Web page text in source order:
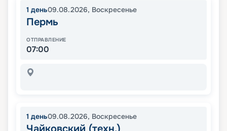
1 день09.08.2026, Воскресенье
Пермь
ОТПРАВЛЕНИЕ
07:00
1 день09.08.2026, Воскресенье